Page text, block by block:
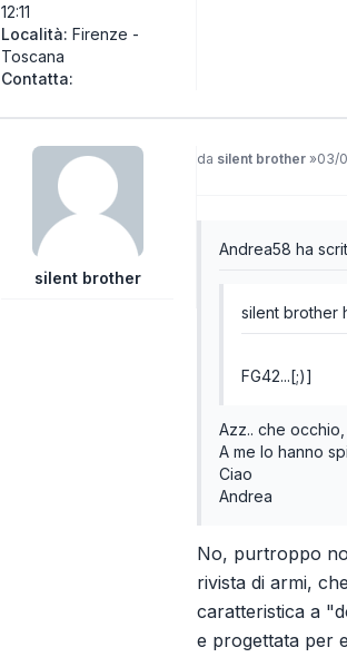
12:11
Località: Firenze -
Toscana
Contatta:
silent brother
Messaggio
da silent brother »03/
Andrea58 ha
silent brother
FG42...[;)]
Azz.. che
A me lo hanno
Ciao
Andrea
No, purtroppo
rivista di armi,
caratteristica a
e progettata per